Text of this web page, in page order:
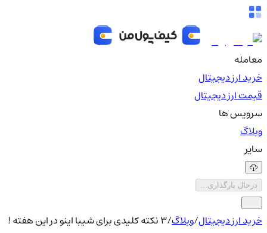
معامله
خرید ارز دیجیتال
قیمت ارز دیجیتال
سرویس ها
وبلاگ
سایر
درحال بارگذاری...
خرید ارز دیجیتال/وبلاگ/3 نکته کلیدی برای شیبا اینو در این هفته !